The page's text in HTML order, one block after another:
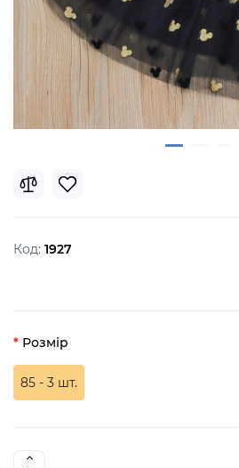
Код: 1927
Розмір
85 - 3 шт.